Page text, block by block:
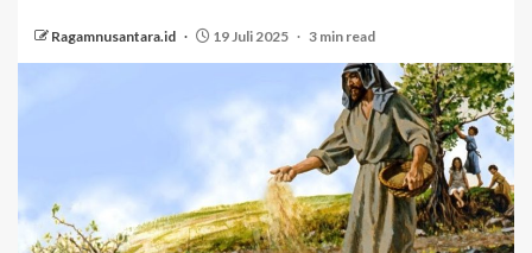
Ragamnusantara.id 19 Juli 2025 3 min read